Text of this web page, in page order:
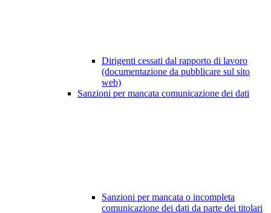
Dirigenti cessati dal rapporto di lavoro
(documentazione da pubblicare sul sito
web)
Sanzioni per mancata comunicazione dei dati
Sanzioni per mancata o incompleta
comunicazione dei dati da parte dei titolari